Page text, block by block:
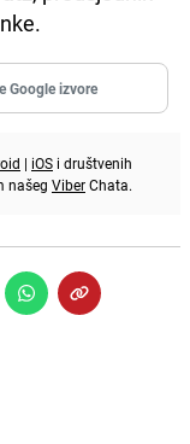
Google izvore
| iOS i društvenih
našeg ViberChata.